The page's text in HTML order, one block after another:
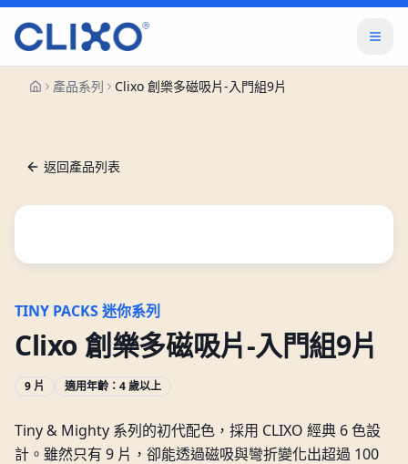
產品系列 Clixo 創樂多磁吸片-入門組9片
返回產品列表
TINY PACKS 迷你系列
Clixo 創樂多磁吸片-入門組9片
9 片 適用年齡： 4 歲以上
Tiny & Mighty 系列的初代配色，採用 CLIXO 經典 6 色設
計。雖然只有 9 片，卻能透過磁吸與彎折變化出超過 100